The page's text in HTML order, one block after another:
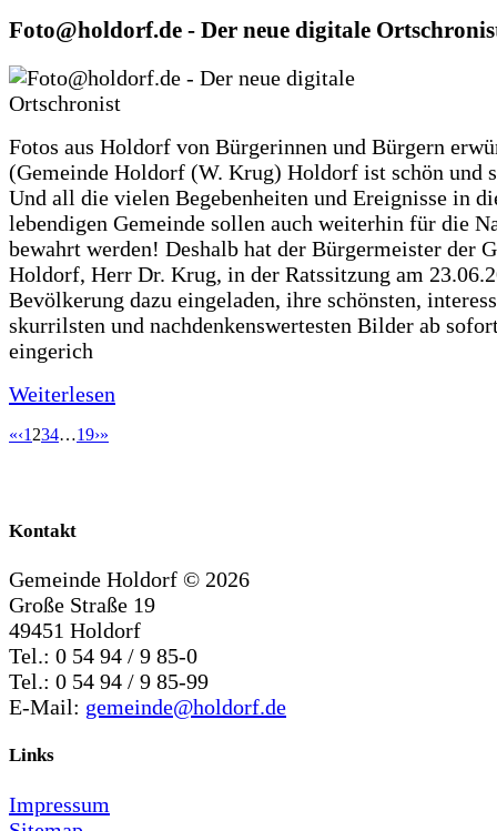
Foto@holdorf.de - Der neue digitale
Fotos aus Holdorf von Bürgerinnen und Bürgern
(Gemeinde Holdorf (W. Krug) Holdorf ist schön und
Und all die vielen Begebenheiten und Ereignisse in
lebendigen Gemeinde sollen auch weiterhin für die
bewahrt werden! Deshalb hat der Bürgermeister der
Holdorf, Herr Dr. Krug, in der Ratssitzung am
Bevölkerung dazu eingeladen, ihre schönsten,
skurrilsten und nachdenkenswertesten Bilder ab
eingerich
Weiterlesen
«‹1 234…19›»
Kontakt
Gemeinde Holdorf © 2026
Große Straße 19
49451 Holdorf
Tel.: 0 54 94 / 9 85-0
Tel.: 0 54 94 / 9 85-99
E-Mail: gemeinde@holdorf.de
Links
Impressum